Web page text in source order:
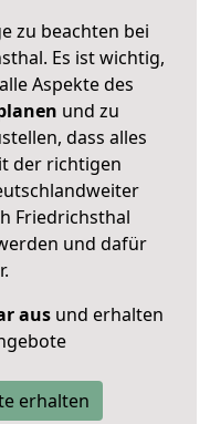
zu beachten bei
Es ist wichtig,
Aspekte des
und zu
dass alles
der richtigen
Friedrichsthal
und dafür
ausund erhalten
erhalten